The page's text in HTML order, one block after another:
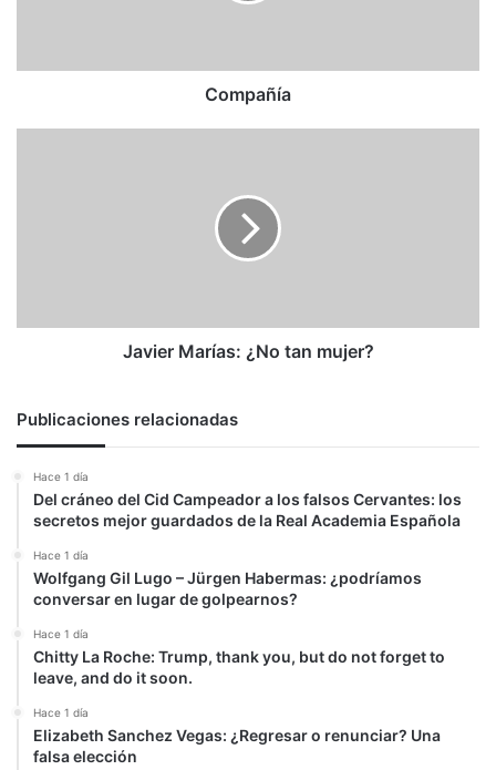
Compañía
Javier Marías: ¿No tan mujer?
Publicaciones relacionadas
Hace 1 día
Del cráneo del Cid Campeador a los falsos Cervantes: los
secretos mejor guardados de la Real Academia Española
Hace 1 día
Wolfgang Gil Lugo – Jürgen Habermas: ¿podríamos
conversar en lugar de golpearnos?
Hace 1 día
Chitty La Roche: Trump, thank you, but do not forget to
leave, and do it soon.
Hace 1 día
Elizabeth Sanchez Vegas: ¿Regresar o renunciar? Una
falsa elección